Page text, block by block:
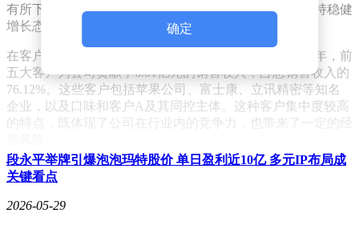
有所下降。尽管毛利率有所波动，但公司整体业绩仍保持稳健
增长态势。
在客户结构方面，道元工业高度依赖前五大客户。2025年，前
五大客户为公司贡献了6.01亿元的销售收入，占总销售收入的
76.12%。这些客户包括苹果公司、富士康、立讯精密等知名
企业，以及口味和客户A及其同控主体。这种客户集中度较高
的特点，既体现了公司在行业内的竞争力，也带来了一定的经
股权结构方面，道元工业的实际控制人为王全林。他直接持有
公司38.33%的股份，并通过珠海市道元智途投资合伙企业
（有限合伙）、珠海市道元智美投资合伙企业（有限合伙）和
确定
段永平举牌引爆泡泡玛特股价 单日盈利近10亿 多元IP布局成
关键看点
2026-05-29